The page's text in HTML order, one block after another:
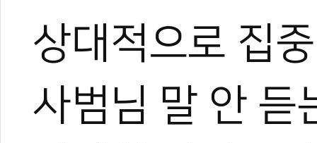
상대적으로 집
사범님 말 안 듣